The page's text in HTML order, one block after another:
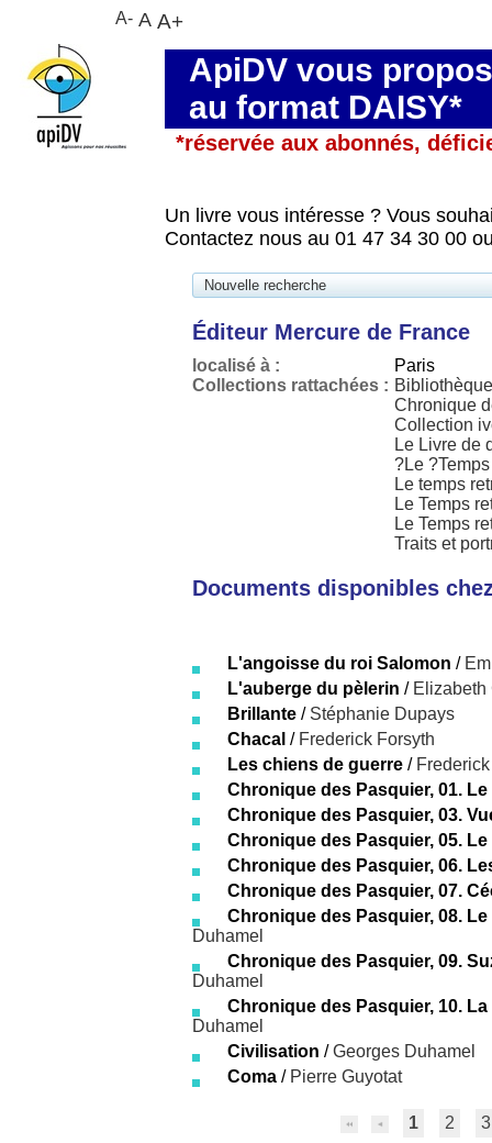
ApiDV vous
au format DAISY*
*réservée aux abonnés,
Un livre vous intéresse ? Vous
Contactez nous au 01 47 34 30 00
Nouvelle recherche
Éditeur Mercure de France
localisé à :
Paris
Collections rattachées :
Chronique
Collection
Le Livre de
?Le
Le temps
Le Temps
Le Temps
Traits et
Documents disponibles
L'angoisse du roi Salomon /
L'auberge du pèlerin / Elizabeth
Brillante / Stéphanie Dupays
Chacal / Frederick Forsyth
Les chiens de guerre /
Chronique des Pasquier, 01.
Chronique des Pasquier, 03.
Chronique des Pasquier, 05.
Chronique des Pasquier, 06.
Chronique des Pasquier, 07.
Chronique des Pasquier, 08.
Duhamel
Chronique des Pasquier, 09.
Duhamel
Chronique des Pasquier, 10.
Duhamel
Civilisation /Georges Duhamel
Coma / Pierre Guyotat
1 2 3
A- A A+